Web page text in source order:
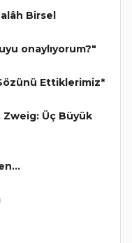
Birsel
onaylıyorum?"
Ettiklerimiz*
Üç Büyük